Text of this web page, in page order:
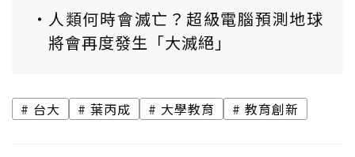
人類何時會滅亡？超級電腦預測地球
將會再度發生「大滅絕」
台大 葉丙成 大學教育 教育創新